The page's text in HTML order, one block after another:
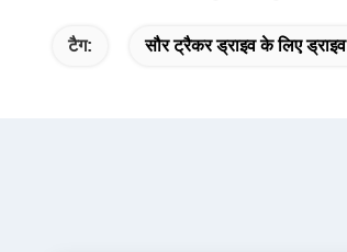
टैग: सौर ट्रैकर ड्राइव के लिए ड्राइव